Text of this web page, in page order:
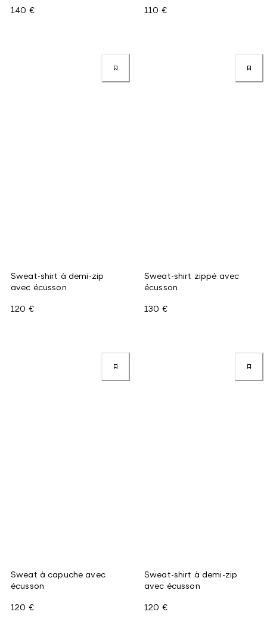
140 € 110 €
Sweat-shirt à demi-zip
avec écusson
120 €
Sweat-shirt zippé avec
écusson
130 €
Sweat à capuche avec
écusson
120 €
Sweat-shirt à demi-zip
avec écusson
120 €